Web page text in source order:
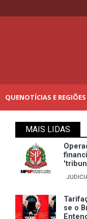
QUENOTÍCIAS E REGIÕES
MAIS LIDAS
se o